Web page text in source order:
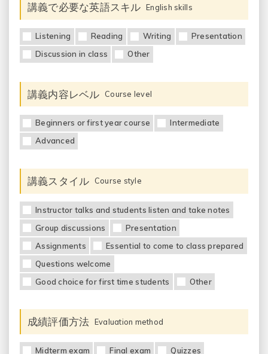
講義で必要な英語スキル English skills
Listening Reading Writing
Presentation
Discussion in class
Other
講義内容レベル Course level
Beginners or first year course
Intermediate
Advanced
講義スタイル Course style
Instructor talks and students listen and take notes
Group discussions
Presentation
Assignments
Essential to come to class prepared
Questions welcome
Good choice for first time students
Other
成績評価方法 Evaluation method
Midterm exam Final exam Quizzes